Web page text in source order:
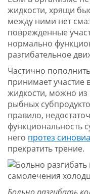
жидкости, хрящи
между ними нет
поврежденные
нормально
разгибательное
Частично
принимает участие
жидкости, можно
рыбных
правило,
функциональность
него протез
прекратить трение.